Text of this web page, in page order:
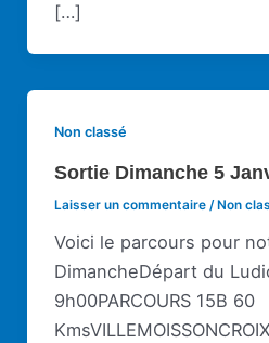
[…]
Non classé
Sortie Dimanche 5
Laisser un commentaire / Non
Voici le parcours pour
DimancheDépart du
9h00PARCOURS 15B 60
KmsVILLEMOISSONCROIX